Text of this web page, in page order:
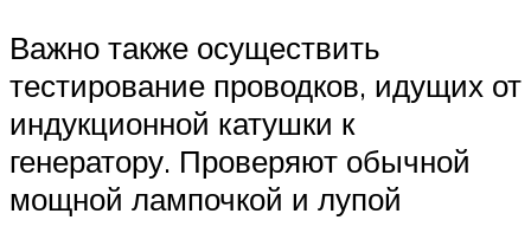
Важно также осуществить
тестирование проводков, идущих от
индукционной катушки к
генератору. Проверяют обычной
мощной лампочкой и лупой